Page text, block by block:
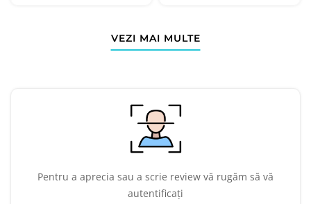
VEZI MAI MULTE
Pentru a aprecia sau a scrie review vă rugăm să vă
autentificați